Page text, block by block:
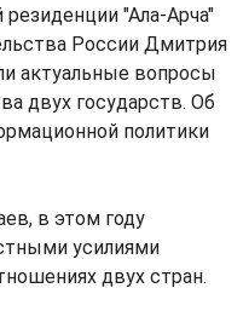
резиденции "Ала-Арча"
России Дмитрия
актуальные вопросы
двух государств. Об
политики
в этом году
усилиями
двух стран.